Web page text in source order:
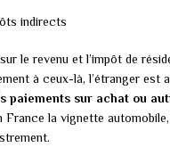
indirects
le revenu et l’impôt de
à ceux-là, l’étranger est
paiements sur achat ou
France la vignette